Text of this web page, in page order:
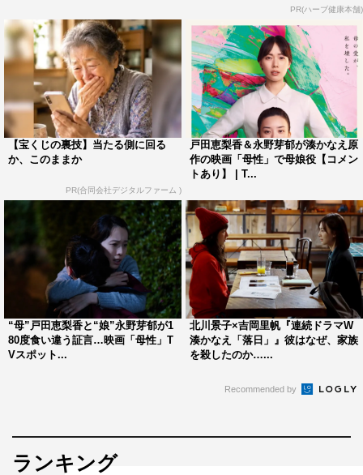
の奇跡」（17）、「ノイズ」（22）など数多くの映画を
手掛けてきた。
廣木監督は「湊さんが書かれた親と子供の関係性は普遍的
である一方、さまざまな姿を三人の中に見せてくれまし
た。どうぞ、女性の方ばかりではなく男性の方にも観てい
ただきたい映画になっているのでぜひスクリーンでお確か
めください」とコメントを寄せる。
湊かなえ（原作）コメント
永遠に愛され、庇護される立場（娘）でありたい母親と、
その母親から愛されたい娘の物語です。毒親でもなく、虐
待でもなく、だけど大切なものが欠けた関係。それを、自
分が母親と娘の両方の気持ちを持っているあいだに書きた
いと、このテーマに挑みました。ちなみに、今はもうどち
らの気持ちも持っていません。
切り取るのだろうかと、少し不安が生じました。
わかり、安心しました。一つ一つの場面が、役者の方々の
PR(ハーブ健康本舗)
【宝くじの裏技】当たる側に回る
か、このままか
PR(合同会社デジタルファーム )
戸田恵梨香＆永野芽郁が湊かなえ原
作の映画「母性」で母娘役【コメン
トあり】 | T...
“母”戸田恵梨香と“娘”永野芽郁が1
80度食い違う証言…映画「母性」T
Vスポット...
北川景子×吉岡里帆『連続ドラマW
湊かなえ「落日」』彼はなぜ、家族
を殺したのか…...
Recommended by
ランキング